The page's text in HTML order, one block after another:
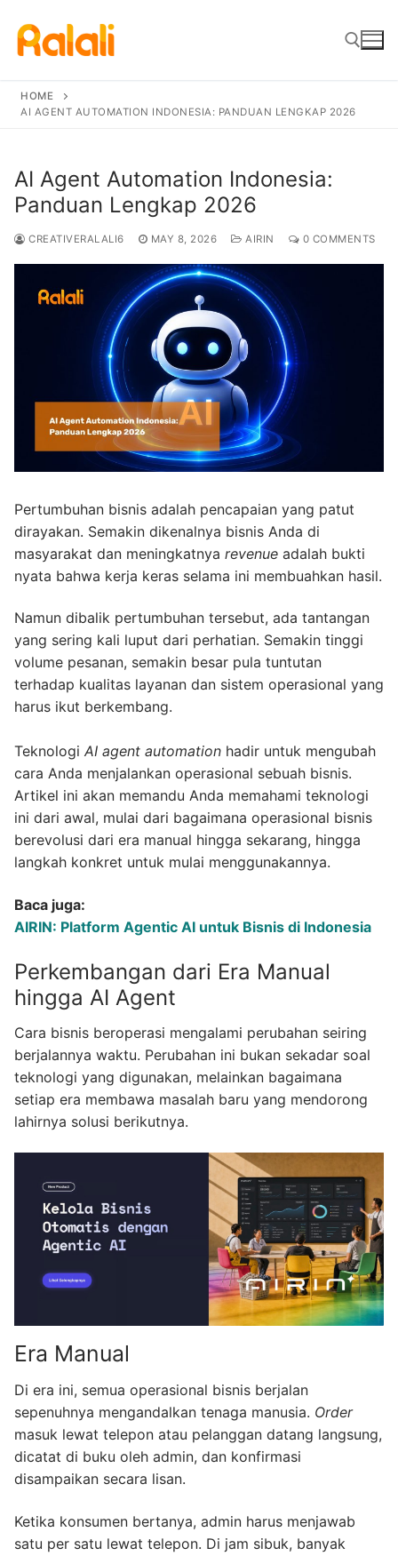
content
Search for:
HOME
AI AGENT AUTOMATION INDONESIA: PANDUAN LENGKAP 2026
AI Agent Automation Indonesia:
Panduan Lengkap 2026
CREATIVERALALI6 MAY 8, 2026 AIRIN 0 COMMENTS
Pertumbuhan bisnis adalah pencapaian yang patut
dirayakan. Semakin dikenalnya bisnis Anda di
masyarakat dan meningkatnya revenue adalah bukti
nyata bahwa kerja keras selama ini membuahkan hasil.
Namun dibalik pertumbuhan tersebut, ada tantangan
yang sering kali luput dari perhatian. Semakin tinggi
volume pesanan, semakin besar pula tuntutan
terhadap kualitas layanan dan sistem operasional yang
harus ikut berkembang.
Teknologi AI agent automation hadir untuk mengubah
cara Anda menjalankan operasional sebuah bisnis.
Artikel ini akan memandu Anda memahami teknologi
ini dari awal, mulai dari bagaimana operasional bisnis
berevolusi dari era manual hingga sekarang, hingga
langkah konkret untuk mulai menggunakannya.
Baca juga:
AIRIN: Platform Agentic AI untuk Bisnis di Indonesia
Perkembangan dari Era Manual
hingga AI Agent
Cara bisnis beroperasi mengalami perubahan seiring
berjalannya waktu. Perubahan ini bukan sekadar soal
teknologi yang digunakan, melainkan bagaimana
setiap era membawa masalah baru yang mendorong
lahirnya solusi berikutnya.
Era Manual
Di era ini, semua operasional bisnis berjalan
sepenuhnya mengandalkan tenaga manusia. Order
masuk lewat telepon atau pelanggan datang langsung,
dicatat di buku oleh admin, dan konfirmasi
disampaikan secara lisan.
Ketika konsumen bertanya, admin harus menjawab
satu per satu lewat telepon. Di jam sibuk, banyak